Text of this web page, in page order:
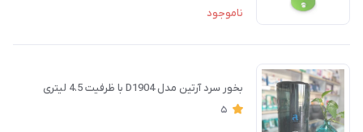
ناموجود
بخور سرد آرتین مدل D1904 با ظرفیت 4.5 لیتری
5